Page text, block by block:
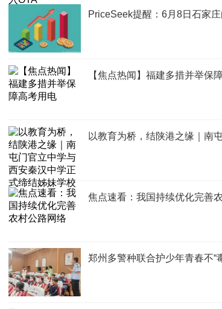
PriceSeek提醒：6月8日石家
【焦点热闻】福建多措并举保
以教育为桥，结陕港之缘｜南
焦点速看：我国持续优化完善
郑州多警种联合护少年青春不“